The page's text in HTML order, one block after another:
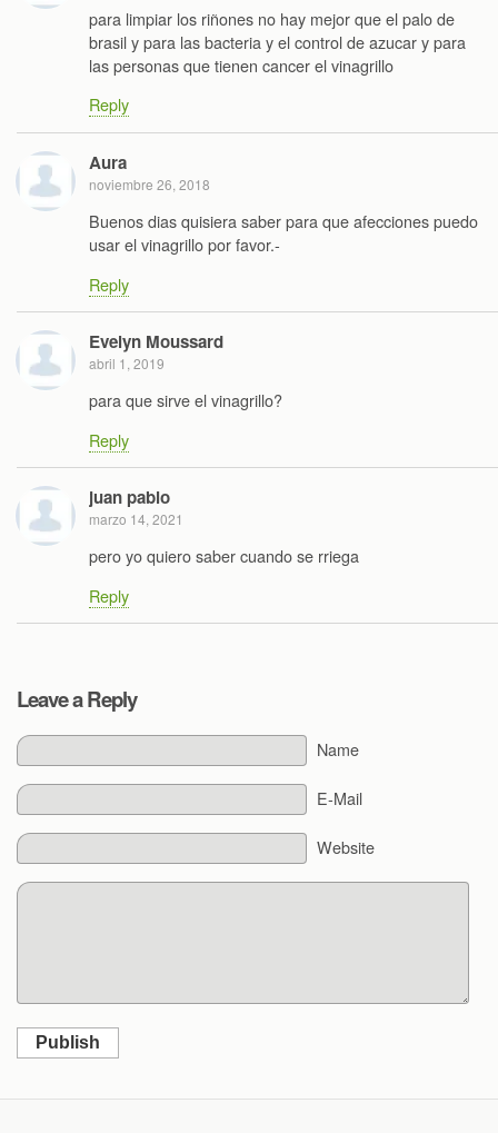
para limpiar los riñones no hay mejor que el palo de
brasil y para las bacteria y el control de azucar y para
las personas que tienen cancer el vinagrillo
Reply
Aura
noviembre 26, 2018
Buenos dias quisiera saber para que afecciones puedo
usar el vinagrillo por favor.-
Reply
Evelyn Moussard
abril 1, 2019
para que sirve el vinagrillo?
Reply
juan pablo
marzo 14, 2021
pero yo quiero saber cuando se rriega
Reply
Leave a Reply
Name
E-Mail
Website
Publish